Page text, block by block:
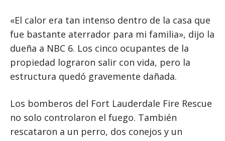
«El calor era tan intenso dentro de la casa que
fue bastante aterrador para mi familia», dijo la
dueña a NBC 6. Los cinco ocupantes de la
propiedad lograron salir con vida, pero la
estructura quedó gravemente dañada.
Los bomberos del Fort Lauderdale Fire Rescue
no solo controlaron el fuego. También
rescataron a un perro, dos conejos y un